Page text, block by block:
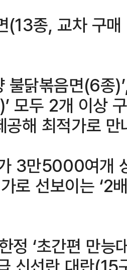
(13종, 교차 구
불닭볶음면(6종
모두 2개 이상
해 최적가로
3만5000여개
로 선보이는 ‘2
정 ‘초간편 만